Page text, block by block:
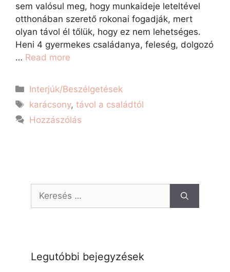
sem valósul meg, hogy munkaideje leteltével
otthonában szerető rokonai fogadják, mert
olyan távol él tőlük, hogy ez nem lehetséges.
Heni 4 gyermekes családanya, feleség, dolgozó
… Read more
Interjúk/Beszélgetések
karácsony,távol a családtól
Hozzászólás
Legutóbbi bejegyzések